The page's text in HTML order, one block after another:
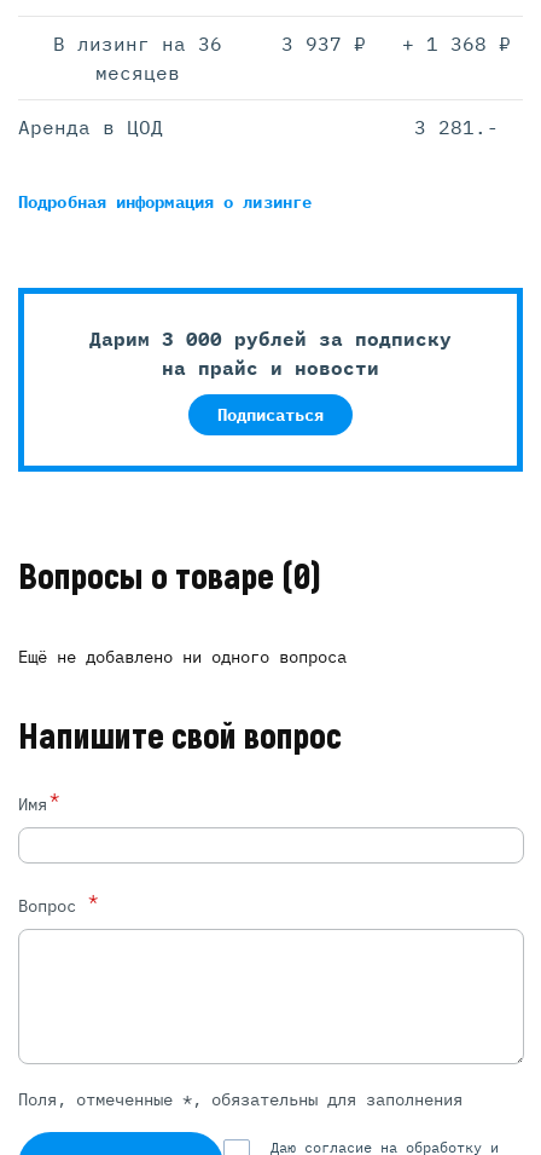
В лизинг на 36
месяцев
3 937 ₽ + 1 368 ₽
Аренда в ЦОД 3 281.-
Подробная информацияо лизинге
Дарим 3 000 рублей за подписку
на прайс и новости
Подписаться
Вопросы о товаре (0)
Ещё не добавлено ни одного вопроса
Напишите свой вопрос
Имя*
Вопрос *
Поля, отмеченные *, обязательны для заполнения
Даю согласие на обработку и